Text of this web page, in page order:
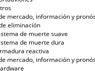
mercado, información y
eliminación
de muerte suave
de muerte dura
reactiva
mercado, información y